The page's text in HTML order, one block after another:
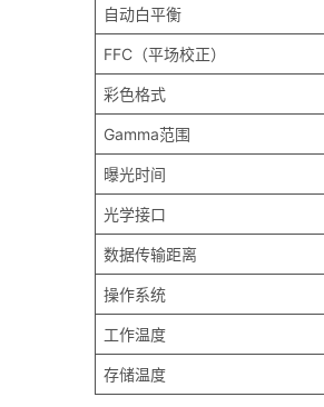
自动白平衡
FFC（平场校正）
彩色格式
Gamma范围
曝光时间
光学接口
数据传输距离
操作系统
工作温度
存储温度